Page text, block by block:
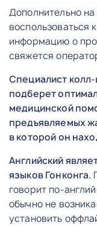
Дополнительно
воспользоваться
информацию о
свяжется
Специалист
подберет
медицинской
предъявляемых
в которой он
Английский
языков Гонконга.
говорит по-
обычно не
установить